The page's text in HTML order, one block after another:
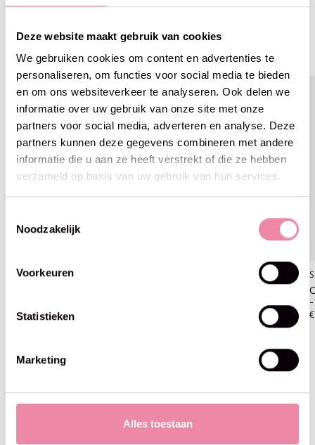
Deze website maakt gebruik van cookies
We gebruiken cookies om content en advertenties te
personaliseren, om functies voor social media te bieden
en om ons websiteverkeer te analyseren. Ook delen we
informatie over uw gebruik van onze site met onze
partners voor social media, adverteren en analyse. Deze
partners kunnen deze gegevens combineren met andere
informatie die u aan ze heeft verstrekt of die ze hebben
verzameld op basis van uw gebruik van hun services.
Noodzakelijk
Voorkeuren
Statistieken
Marketing
Alles toestaan
Gerelateerde producten
Carousel items
Scheepjes
€4,25
Colour Crafter - Scheepjes
Blijf op de hoogte